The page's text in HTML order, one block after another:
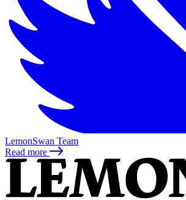
LemonSwan Team
Read more